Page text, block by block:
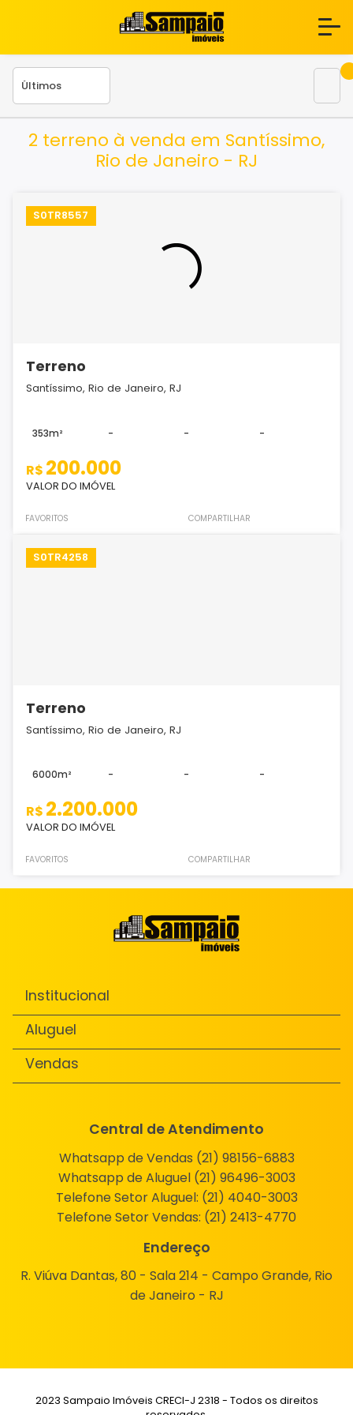
2 terreno à venda em Santíssimo,
Rio de Janeiro - RJ
S0TR8557
Terreno
Santíssimo, Rio de Janeiro, RJ
353m² - - -
R$ 200.000
VALOR DO IMÓVEL
FAVORITOS COMPARTILHAR
S0TR4258
Terreno
Santíssimo, Rio de Janeiro, RJ
6000m² - - -
R$ 2.200.000
VALOR DO IMÓVEL
FAVORITOS COMPARTILHAR
Institucional
Aluguel
Vendas
Central de Atendimento
Whatsapp de Vendas (21) 98156-6883
Whatsapp de Aluguel (21) 96496-3003
Telefone Setor Aluguel: (21) 4040-3003
Telefone Setor Vendas: (21) 2413-4770
Endereço
R. Viúva Dantas, 80 - Sala 214 - Campo Grande, Rio
de Janeiro - RJ
2023 Sampaio Imóveis CRECI-J 2318 - Todos os direitos